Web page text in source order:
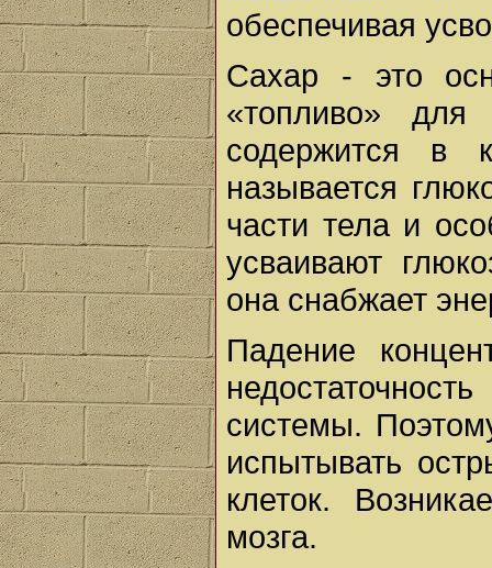
обеспечивая
Сахар - это
«топливо»
содержится в
называется
части тела и
усваивают
она снабжает
Падение
системы.
испытывать
клеток.
мозга.